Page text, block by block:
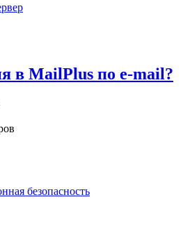
в MailPlus по e-mail?
безопасность